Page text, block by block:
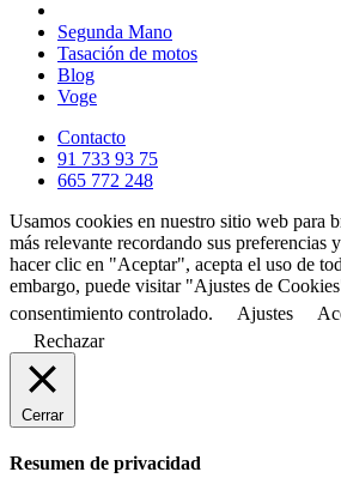
Segunda Mano
Tasación de motos
Blog
Voge
Contacto
91 733 93 75
665 772 248
Usamos cookies en nuestro sitio web para
más relevante recordando sus preferencias
hacer clic en "Aceptar", acepta el uso de
embargo, puede visitar "Ajustes de
consentimiento controlado.
Ajustes
Rechazar
Cerrar
Resumen de privacidad